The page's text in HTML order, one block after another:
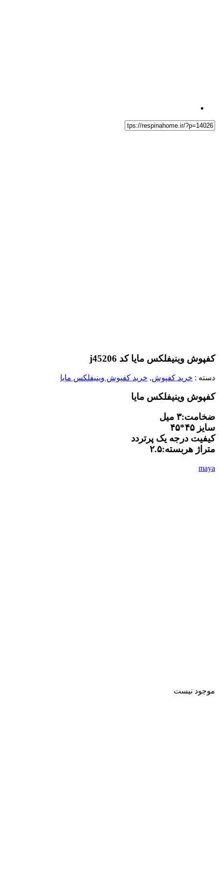
کفپوش وینیفلکس مایا کد j45206
دسته : خرید کفپوش, خرید کفپوش وینیفلکس مایا
کفپوش وینیفلکس مایا
ضخامت:۳ میل
سایز ۴۵*۴۵
کیفیت درجه یک پرتردد
متراژ هربسته:۲.۵
maya
موجود نیست